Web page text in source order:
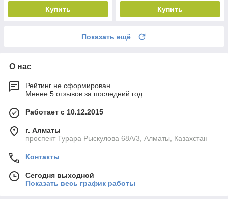
Купить Купить
Показать ещё
О нас
Рейтинг не сформирован
Менее 5 отзывов за последний год
Работает с 10.12.2015
г. Алматы
проспект Турара Рыскулова 68А/3, Алматы, Казахстан
Контакты
Сегодня выходной
Показать весь график работы